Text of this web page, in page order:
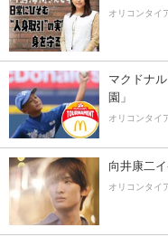
オリコンタイ
マクドナ
園」
オリコンタイ
向井康二
オリコンタイ